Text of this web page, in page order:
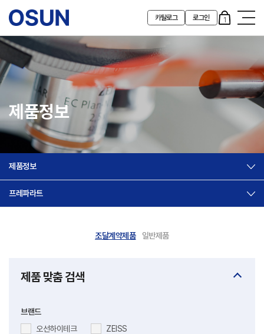
카탈로그 로그인 1
제품정보
제품정보
프레파라트
조달계약제품 일반제품
제품 맞춤 검색
브랜드
오선하이테크
ZEISS